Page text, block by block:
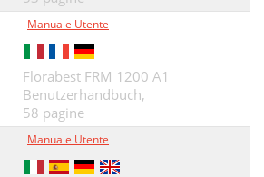
Manuale Utente
Florabest FRM 1200 A1
Benutzerhandbuch,
58 pagine
Manuale Utente